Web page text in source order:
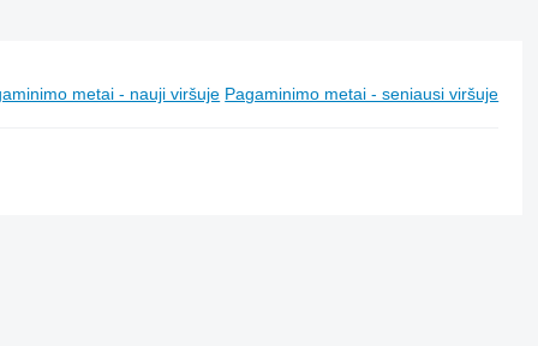
metai - nauji viršuje Pagaminimo metai - seniausi viršuje